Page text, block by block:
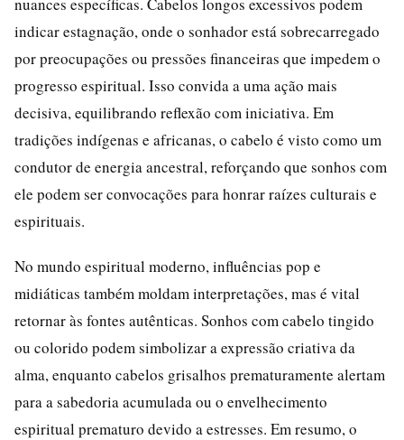
indicar estagnação, onde o sonhador está sobrecarregado
por preocupações ou pressões financeiras que impedem o
progresso espiritual. Isso convida a uma ação mais
decisiva, equilibrando reflexão com iniciativa. Em
tradições indígenas e africanas, o cabelo é visto como um
condutor de energia ancestral, reforçando que sonhos com
ele podem ser convocações para honrar raízes culturais e
espirituais.
No mundo espiritual moderno, influências pop e
midiáticas também moldam interpretações, mas é vital
retornar às fontes autênticas. Sonhos com cabelo tingido
ou colorido podem simbolizar a expressão criativa da
alma, enquanto cabelos grisalhos prematuramente alertam
para a sabedoria acumulada ou o envelhecimento
espiritual prematuro devido a estresses. Em resumo, o